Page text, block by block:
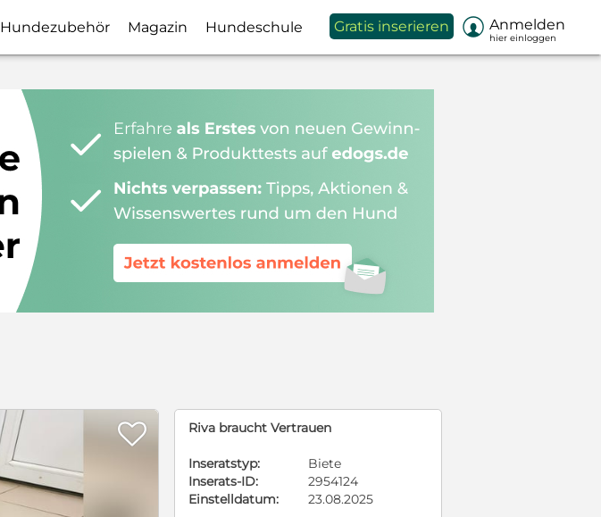
Hundezubehör Magazin Hundeschule Gratis inserieren  Anmelden
hier einloggen
 Riva braucht Vertrauen
Inseratstyp:
Biete
Inserats-ID:
2954124
Einstelldatum:
23.08.2025